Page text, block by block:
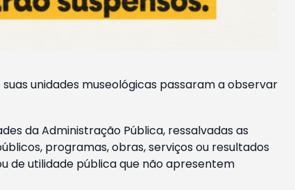
unidades museológicas passaram a observar
da Administração Pública, ressalvadas as
programas, obras, serviços ou resultados
de utilidade pública que não apresentem